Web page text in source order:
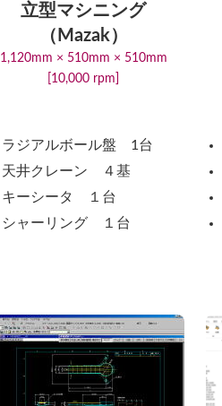
立型マシニング
（Mazak）
1,120mm × 510mm × 510mm
[10,000 rpm]
ラジアルボール盤 1台
天井クレーン ４基
キーシータ １台
シャーリング １台